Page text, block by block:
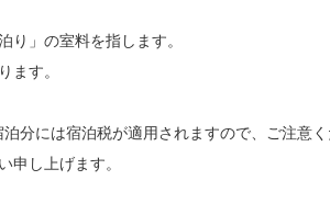
」の室料を指します。
ます。
分には宿泊税が適用されますので、ご注意く
申し上げます。